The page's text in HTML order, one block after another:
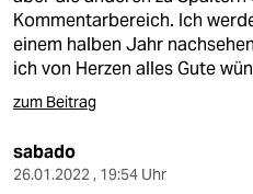
Kommentarbereich. Ich
einem halben Jahr
ich von Herzen alles Gute
zum Beitrag
sabado
26.01.2022 , 19:54 Uhr